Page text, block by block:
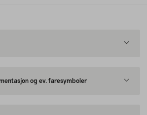
og ev. faresymboler